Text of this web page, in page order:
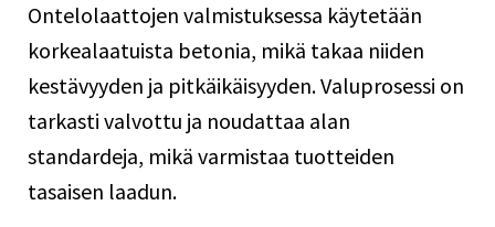
Ontelolaattojen valmistuksessa käytetään
korkealaatuista betonia, mikä takaa niiden
kestävyyden ja pitkäikäisyyden. Valuprosessi on
tarkasti valvottu ja noudattaa alan
standardeja, mikä varmistaa tuotteiden
tasaisen laadun.